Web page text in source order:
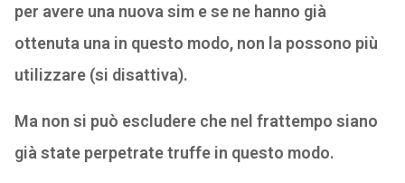
per avere una nuova sim e se ne hanno già
ottenuta una in questo modo, non la possono più
utilizzare (si disattiva).
Ma non si può escludere che nel frattempo siano
già state perpetrate truffe in questo modo.